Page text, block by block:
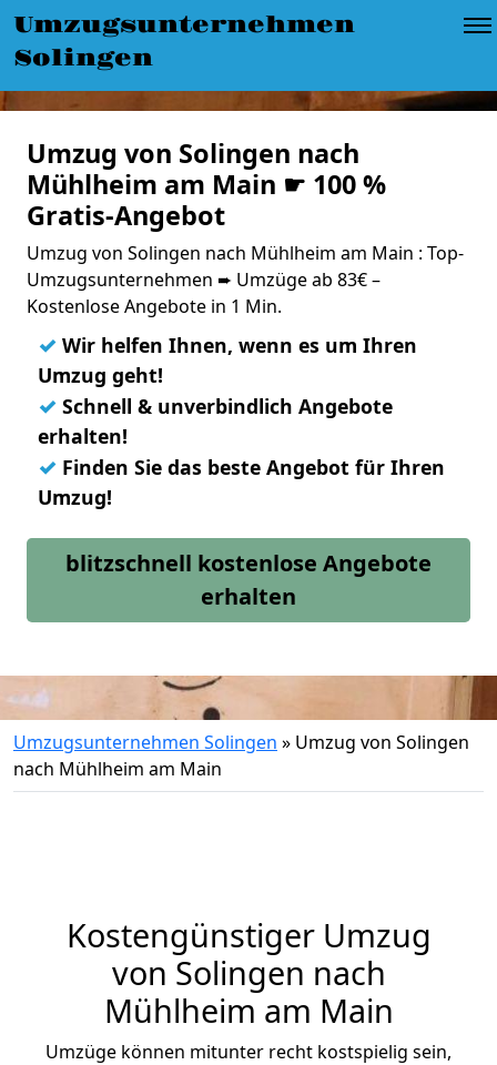
Umzugsunternehmen
Solingen
Umzug von Solingen nach
Mühlheim am Main ☛ 100 %
Gratis-Angebot
Umzug von Solingen nach Mühlheim am Main : Top-
Umzugsunternehmen ➨ Umzüge ab 83€ –
Kostenlose Angebote in 1 Min.
✓ Wir helfen Ihnen, wenn es um Ihren
Umzug geht!
✓ Schnell & unverbindlich Angebote
erhalten!
✓ Finden Sie das beste Angebot für Ihren
Umzug!
blitzschnell kostenlose Angebote
erhalten
Umzugsunternehmen Solingen » Umzug von Solingen
nach Mühlheim am Main
Kostengünstiger Umzug
von Solingen nach
Mühlheim am Main
Umzüge können mitunter recht kostspielig sein,